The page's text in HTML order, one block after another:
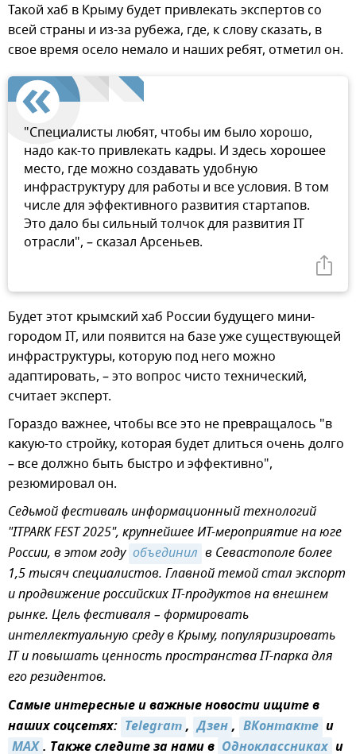
Такой хаб в Крыму будет привлекать экспертов со
всей страны и из-за рубежа, где, к слову сказать, в
свое время осело немало и наших ребят, отметил он.
"Специалисты любят, чтобы им было хорошо,
надо как-то привлекать кадры. И здесь хорошее
место, где можно создавать удобную
инфраструктуру для работы и все условия. В том
числе для эффективного развития стартапов.
Это дало бы сильный толчок для развития IT
отрасли", – сказал Арсеньев.
Будет этот крымский хаб России будущего мини-
городом IT, или появится на базе уже существующей
инфраструктуры, которую под него можно
адаптировать, – это вопрос чисто технический,
считает эксперт.
Гораздо важнее, чтобы все это не превращалось "в
какую-то стройку, которая будет длиться очень долго
– все должно быть быстро и эффективно",
резюмировал он.
Седьмой фестиваль информационный технологий
"ITPARK FEST 2025", крупнейшее ИТ-мероприятие на юге
России, в этом году объединил в Севастополе более
1,5 тысяч специалистов. Главной темой стал экспорт
и продвижение российских IT-продуктов на внешнем
рынке. Цель фестиваля – формировать
интеллектуальную среду в Крыму, популяризировать
IT и повышать ценность пространства IT-парка для
его резидентов.
Самые интересные и важные новости ищите в
наших соцсетях: Telegram, Дзен, ВКонтакте и
MAX. Также следите за нами в Одноклассниках и